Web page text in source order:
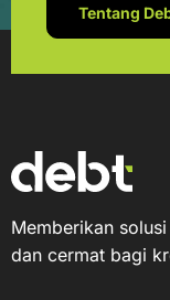
Tentang
Memberikan
dan cermat bagi